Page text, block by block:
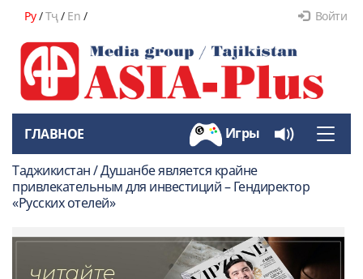
Ру/Тҷ/ En / Войти
Toggle
ГЛАВНОЕ Игры
Таджикистан / Душанбе является крайне
привлекательным для инвестиций – Гендиректор
«Русских отелей»